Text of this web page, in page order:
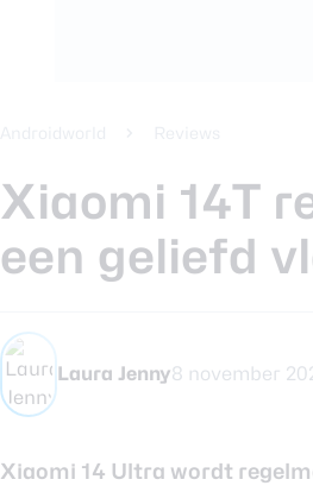
Xiaomi 14T
een geliefd
Laura Jenny8 november
Xiaomi 14 Ultra wordt